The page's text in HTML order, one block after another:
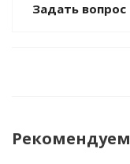
Задать вопрос
Рекомендуем